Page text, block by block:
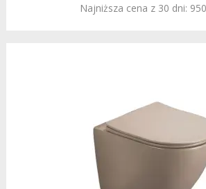
Najniższa cena z 30 dni: